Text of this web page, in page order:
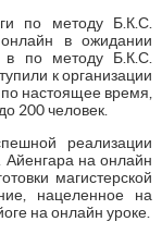
по методу Б.К.С.
онлайн в ожидании
в по методу Б.К.С.
к организации
настоящее время,
200 человек.
реализации
Айенгара на онлайн
магистерской
нацеленное на
на онлайн уроке.